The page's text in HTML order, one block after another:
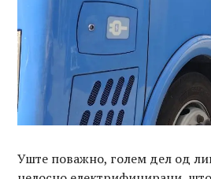
Уште поважно, голем дел од